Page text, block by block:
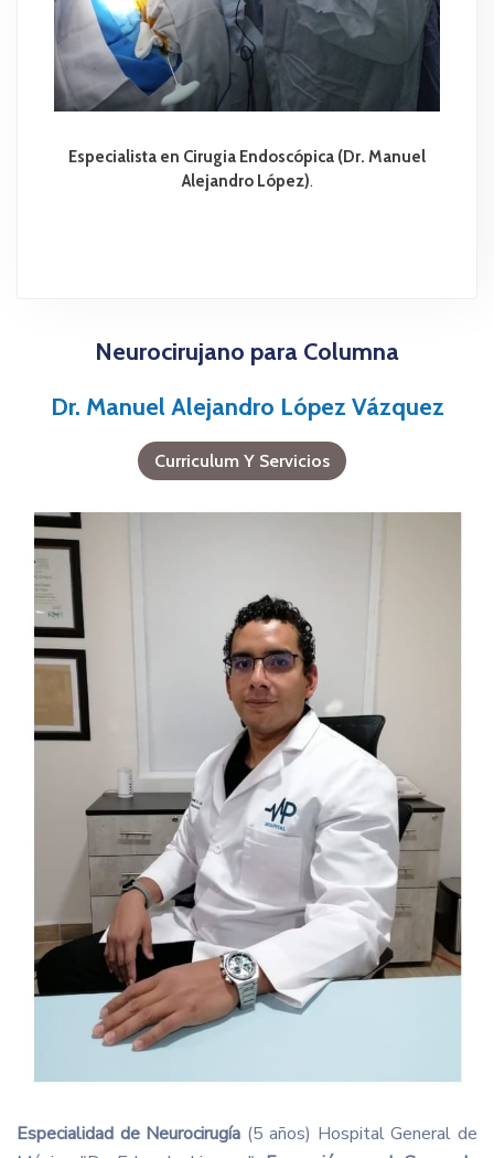
Especialista en Cirugia Endoscópica (Dr. Manuel
Alejandro López).
Neurocirujano para Columna
Dr. Manuel Alejandro López Vázquez
Curriculum Y Servicios
Especialidad de Neurocirugía (5 años) Hospital General de